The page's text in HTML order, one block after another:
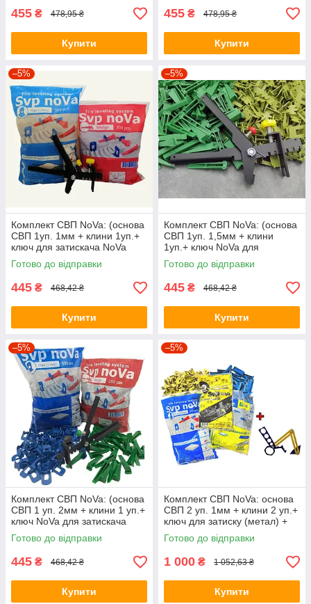
455 ₴ 478,95 ₴
Купити
455 ₴ 478,95 ₴
Купити
–5%
Комплект СВП NoVa: (основа
СВП 1уп. 1мм + клини 1уп.+
ключ для затискача NoVa
пластиковий)
Готово до відправки
445 ₴ 468,42 ₴
Купити
–5%
Комплект СВП NoVa: (основа
СВП 1уп. 1,5мм + клини
1уп.+ ключ NoVa для
затискача пластиковий)
Готово до відправки
445 ₴ 468,42 ₴
Купити
–5%
Комплект СВП NoVa: (основа
СВП 1 уп. 2мм + клини 1 уп.+
ключ NoVa для затискача
пластиковий)
Готово до відправки
445 ₴ 468,42 ₴
Купити
–5%
Комплект СВП NoVa: основа
СВП 2 уп. 1мм + клини 2 уп.+
ключ для затиску (метал) +
шаблон NoVa
Готово до відправки
1 000 ₴ 1 052,63 ₴
Купити